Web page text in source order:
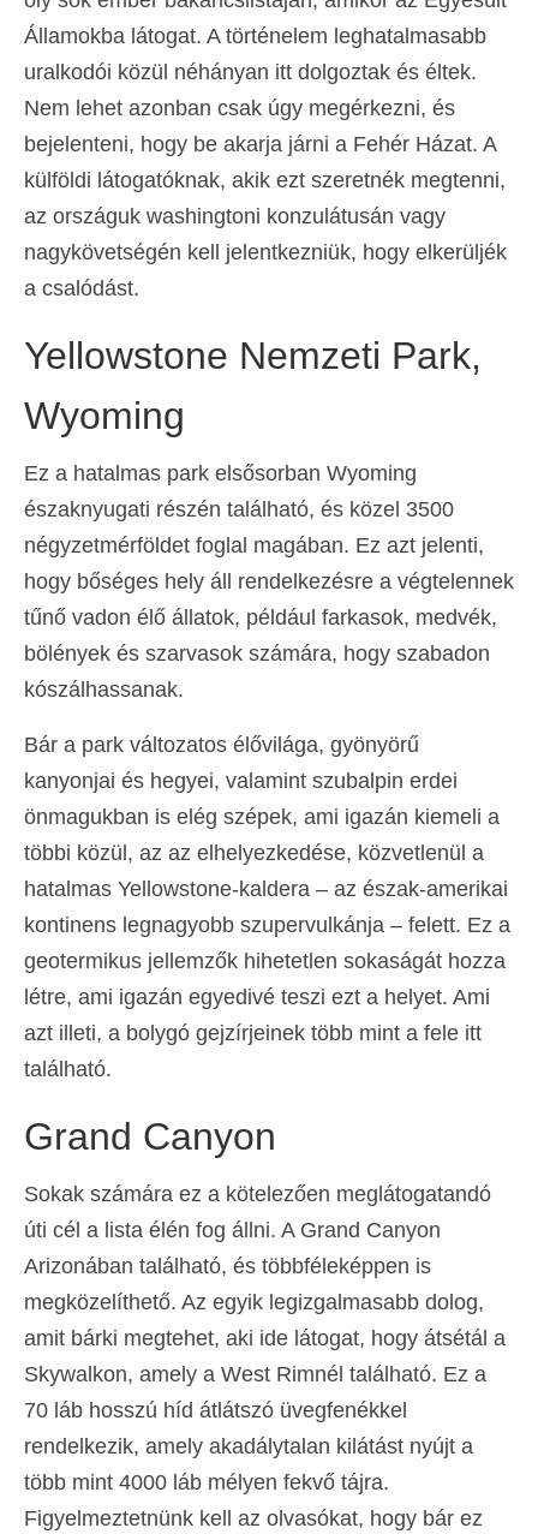
Államokba látogat. A történelem leghatalmasabb
uralkodói közül néhányan itt dolgoztak és éltek.
Nem lehet azonban csak úgy megérkezni, és
bejelenteni, hogy be akarja járni a Fehér Házat. A
külföldi látogatóknak, akik ezt szeretnék megtenni,
az országuk washingtoni konzulátusán vagy
nagykövetségén kell jelentkezniük, hogy elkerüljék
a csalódást.
Yellowstone Nemzeti Park,
Wyoming
Ez a hatalmas park elsősorban Wyoming
északnyugati részén található, és közel 3500
négyzetmérföldet foglal magában. Ez azt jelenti,
hogy bőséges hely áll rendelkezésre a végtelennek
tűnő vadon élő állatok, például farkasok, medvék,
bölények és szarvasok számára, hogy szabadon
kószálhassanak.
Bár a park változatos élővilága, gyönyörű
kanyonjai és hegyei, valamint szubalpin erdei
önmagukban is elég szépek, ami igazán kiemeli a
többi közül, az az elhelyezkedése, közvetlenül a
hatalmas Yellowstone-kaldera – az észak-amerikai
kontinens legnagyobb szupervulkánja – felett. Ez a
geotermikus jellemzők hihetetlen sokaságát hozza
létre, ami igazán egyedivé teszi ezt a helyet. Ami
azt illeti, a bolygó gejzírjeinek több mint a fele itt
található.
Grand Canyon
Sokak számára ez a kötelezően meglátogatandó
úti cél a lista élén fog állni. A Grand Canyon
Arizonában található, és többféleképpen is
megközelíthető. Az egyik legizgalmasabb dolog,
amit bárki megtehet, aki ide látogat, hogy átsétál a
Skywalkon, amely a West Rimnél található. Ez a
70 láb hosszú híd átlátszó üvegfenékkel
rendelkezik, amely akadálytalan kilátást nyújt a
több mint 4000 láb mélyen fekvő tájra.
Figyelmeztetnünk kell az olvasókat, hogy bár ez